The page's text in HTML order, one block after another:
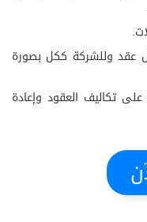
عقد وللشركة ككل بصورة
تكاليف العقود وإعادة